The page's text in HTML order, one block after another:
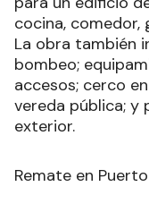
cocina, comedor,
La obra también
bombeo;
accesos; cerco
vereda pública; y
exterior.
Remate en